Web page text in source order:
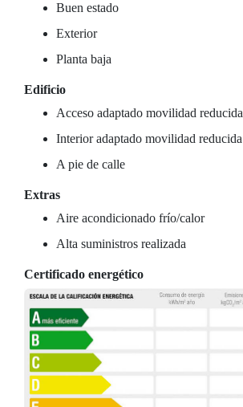
Buen estado
Exterior
Planta baja
Edificio
Acceso adaptado movilidad reducida
Interior adaptado movilidad reducida
A pie de calle
Extras
Aire acondicionado frío/calor
Alta suministros realizada
Certificado energético